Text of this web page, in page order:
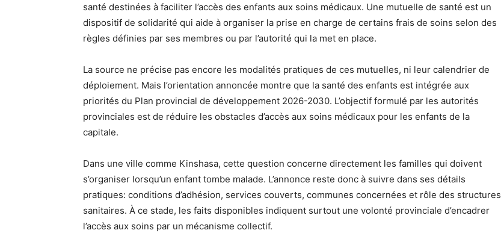
santé destinées à faciliter l’accès des enfants aux soins médicaux. Une mutuelle de santé est un
dispositif de solidarité qui aide à organiser la prise en charge de certains frais de soins selon des
règles définies par ses membres ou par l’autorité qui la met en place.
La source ne précise pas encore les modalités pratiques de ces mutuelles, ni leur calendrier de
déploiement. Mais l’orientation annoncée montre que la santé des enfants est intégrée aux
priorités du Plan provincial de développement 2026-2030. L’objectif formulé par les autorités
provinciales est de réduire les obstacles d’accès aux soins médicaux pour les enfants de la
capitale.
Dans une ville comme Kinshasa, cette question concerne directement les familles qui doivent
s’organiser lorsqu’un enfant tombe malade. L’annonce reste donc à suivre dans ses détails
pratiques: conditions d’adhésion, services couverts, communes concernées et rôle des structures
sanitaires. À ce stade, les faits disponibles indiquent surtout une volonté provinciale d’encadrer
l’accès aux soins par un mécanisme collectif.